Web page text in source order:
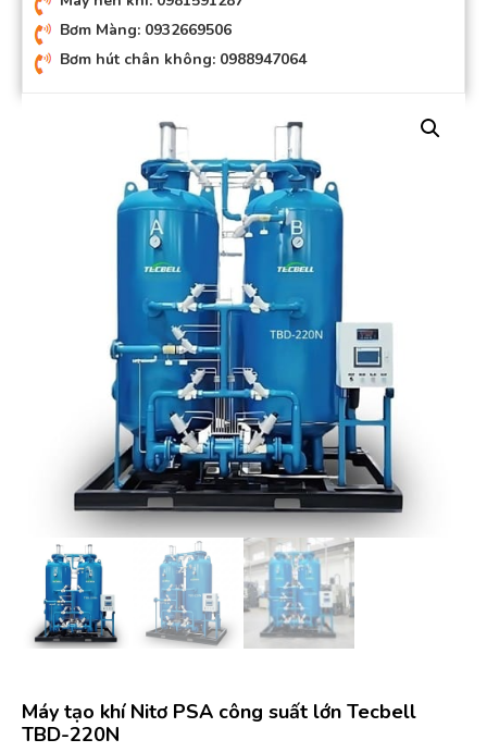
Bơm Màng: 0932669506
Bơm hút chân không: 0988947064
Máy tạo khí Nitơ PSA công suất lớn Tecbell
TBD-220N